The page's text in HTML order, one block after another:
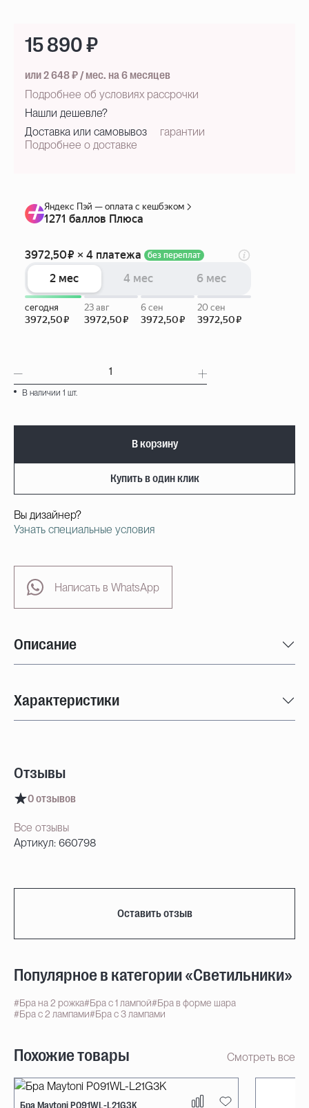
В наличии 1 шт.
В корзину
Купить в один клик
Вы дизайнер?
Узнать специальные условия
Написать в WhatsApp
Описание
Характеристики
15 890 ₽
или 2 648 ₽ / мес. на 6 месяцев
Подробнее об условиях рассрочки
Нашли дешевле?
Доставка или самовывоз
Подробнее о доставке
гарантии
Отзывы
0 отзывов
Все отзывы
Артикул: 660798
Оставить отзыв
Популярное в категории «Светильники»
#Бра на 2 рожка#Бра с 1 лампой#Бра в форме шара
#Бра с 2 лампами#Бра с 3 лампами
Похожие товары Смотреть все
Бра Maytoni P091WL-L21G3K